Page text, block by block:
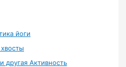
йоги
другая Активность